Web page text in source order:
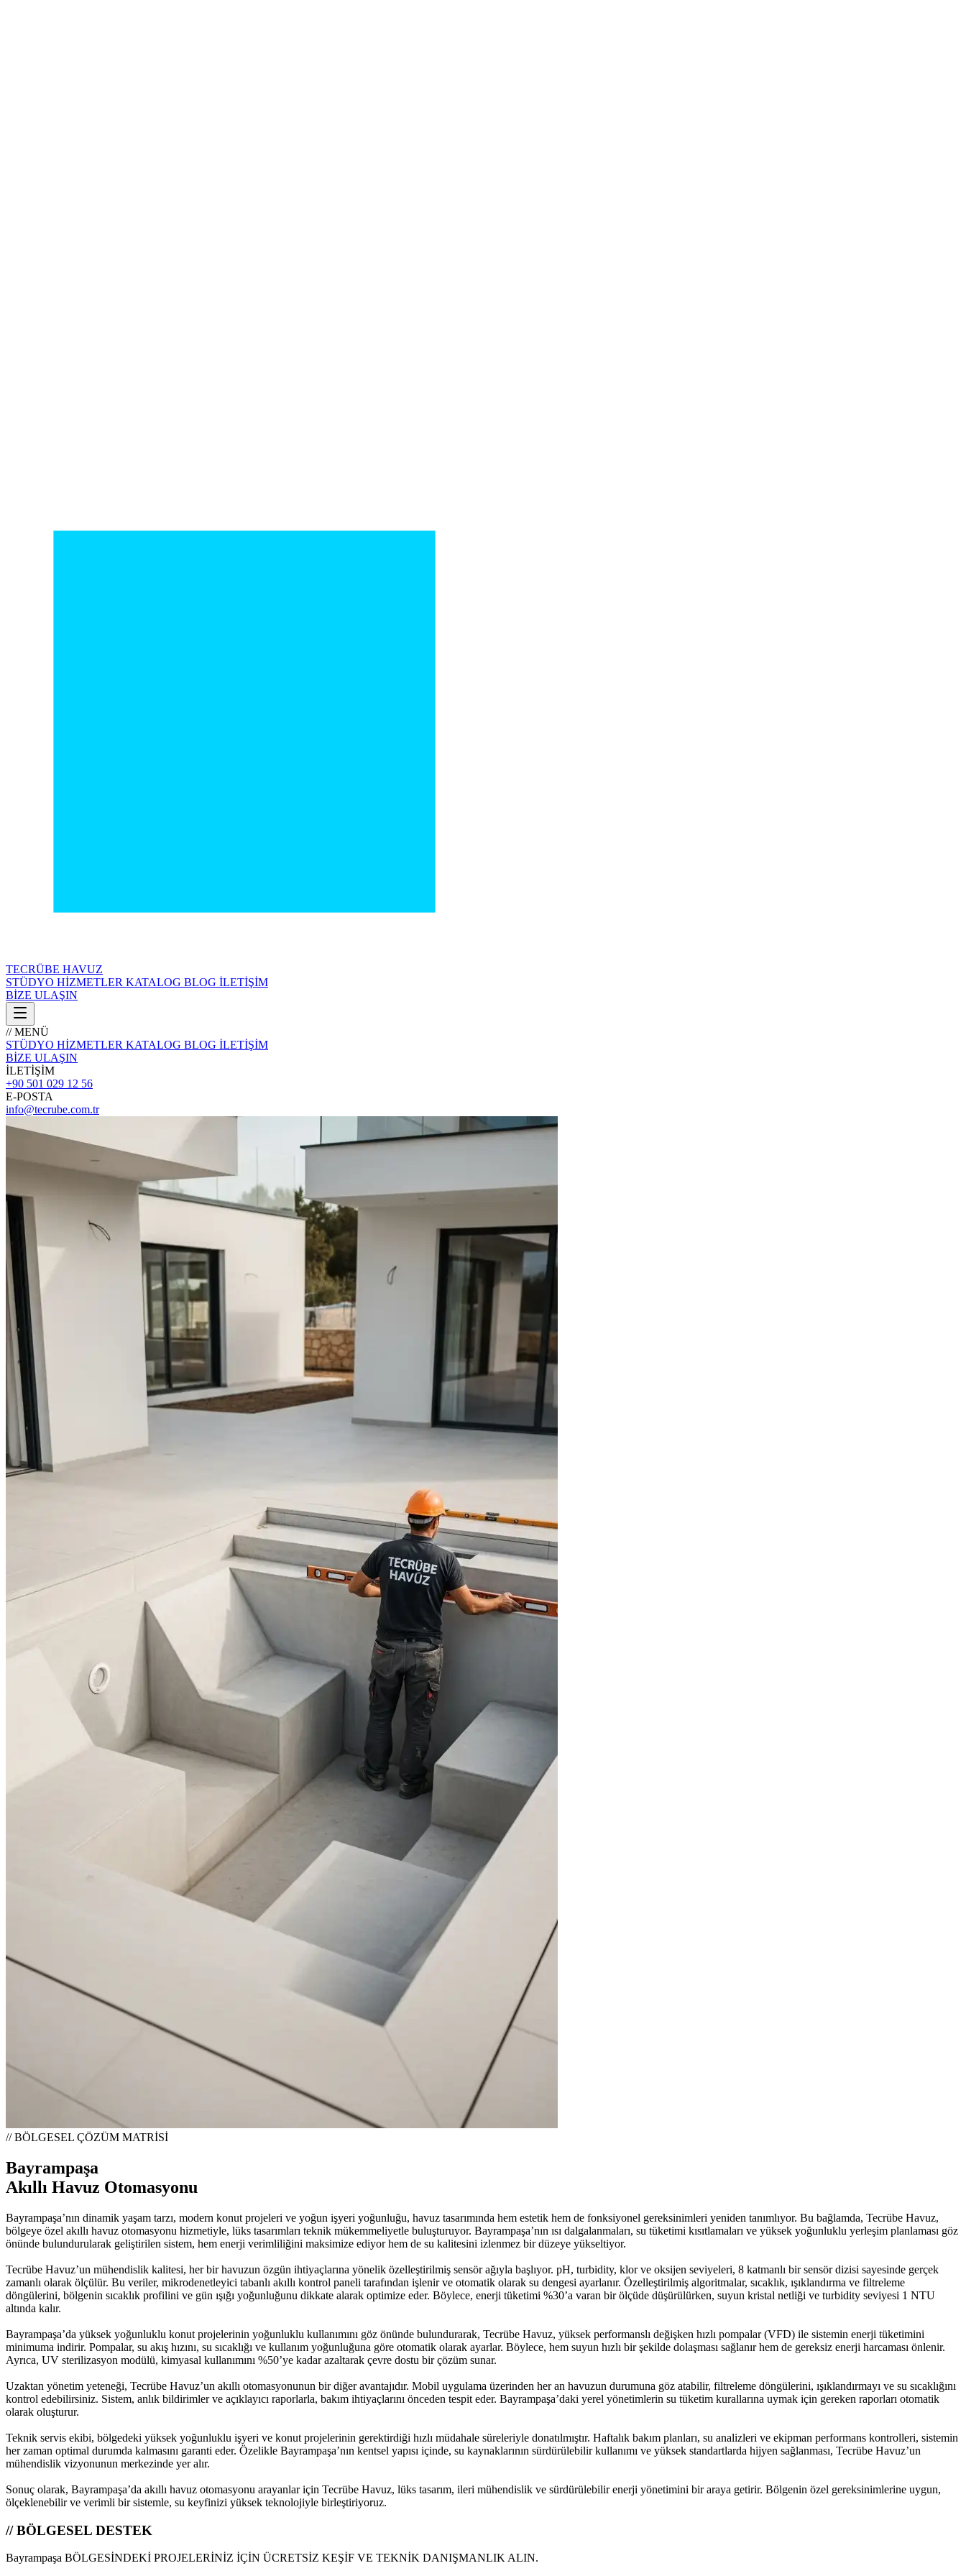
TECRÜBE HAVUZ
STÜDYO HİZMETLER KATALOG BLOG İLETİŞİM
BİZE ULAŞIN
// MENÜ
STÜDYO HİZMETLER KATALOG BLOG İLETİŞİM
BİZE ULAŞIN
İLETİŞİM
+90 501 029 12 56
E-POSTA
info@tecrube.com.tr
// BÖLGESEL ÇÖZÜM MATRİSİ
Bayrampaşa
Akıllı Havuz Otomasyonu
Bayrampaşa’nın dinamik yaşam tarzı, modern konut projeleri ve yoğun işyeri yoğunluğu, havuz tasarımında hem estetik hem de fonksiyonel gereksinimleri yeniden tanımlıyor. Bu bağlamda, Tecrübe Havuz,
bölgeye özel akıllı havuz otomasyonu hizmetiyle, lüks tasarımları teknik mükemmeliyetle buluşturuyor. Bayrampaşa’nın ısı dalgalanmaları, su tüketimi kısıtlamaları ve yüksek yoğunluklu yerleşim planlaması göz
önünde bulundurularak geliştirilen sistem, hem enerji verimliliğini maksimize ediyor hem de su kalitesini izlenmez bir düzeye yükseltiyor.
Tecrübe Havuz’un mühendislik kalitesi, her bir havuzun özgün ihtiyaçlarına yönelik özelleştirilmiş sensör ağıyla başlıyor. pH, turbidity, klor ve oksijen seviyeleri, 8 katmanlı bir sensör dizisi sayesinde gerçek
zamanlı olarak ölçülür. Bu veriler, mikrodenetleyici tabanlı akıllı kontrol paneli tarafından işlenir ve otomatik olarak su dengesi ayarlanır. Özelleştirilmiş algoritmalar, sıcaklık, ışıklandırma ve filtreleme
döngülerini, bölgenin sıcaklık profilini ve gün ışığı yoğunluğunu dikkate alarak optimize eder. Böylece, enerji tüketimi %30’a varan bir ölçüde düşürülürken, suyun kristal netliği ve turbidity seviyesi 1 NTU
altında kalır.
Bayrampaşa’da yüksek yoğunluklu konut projelerinin yoğunluklu kullanımını göz önünde bulundurarak, Tecrübe Havuz, yüksek performanslı değişken hızlı pompalar (VFD) ile sistemin enerji tüketimini
minimuma indirir. Pompalar, su akış hızını, su sıcaklığı ve kullanım yoğunluğuna göre otomatik olarak ayarlar. Böylece, hem suyun hızlı bir şekilde dolaşması sağlanır hem de gereksiz enerji harcaması önlenir.
Ayrıca, UV sterilizasyon modülü, kimyasal kullanımını %50’ye kadar azaltarak çevre dostu bir çözüm sunar.
Uzaktan yönetim yeteneği, Tecrübe Havuz’un akıllı otomasyonunun bir diğer avantajıdır. Mobil uygulama üzerinden her an havuzun durumuna göz atabilir, filtreleme döngülerini, ışıklandırmayı ve su sıcaklığını
kontrol edebilirsiniz. Sistem, anlık bildirimler ve açıklayıcı raporlarla, bakım ihtiyaçlarını önceden tespit eder. Bayrampaşa’daki yerel yönetimlerin su tüketim kurallarına uymak için gereken raporları otomatik
olarak oluşturur.
Teknik servis ekibi, bölgedeki yüksek yoğunluklu işyeri ve konut projelerinin gerektirdiği hızlı müdahale süreleriyle donatılmıştır. Haftalık bakım planları, su analizleri ve ekipman performans kontrolleri, sistemin
her zaman optimal durumda kalmasını garanti eder. Özelikle Bayrampaşa’nın kentsel yapısı içinde, su kaynaklarının sürdürülebilir kullanımı ve yüksek standartlarda hijyen sağlanması, Tecrübe Havuz’un
mühendislik vizyonunun merkezinde yer alır.
Sonuç olarak, Bayrampaşa’da akıllı havuz otomasyonu arayanlar için Tecrübe Havuz, lüks tasarım, ileri mühendislik ve sürdürülebilir enerji yönetimini bir araya getirir. Bölgenin özel gereksinimlerine uygun,
ölçeklenebilir ve verimli bir sistemle, su keyfinizi yüksek teknolojiyle birleştiriyoruz.
// BÖLGESEL DESTEK
Bayrampaşa BÖLGESİNDEKİ PROJELERİNİZ İÇİN ÜCRETSİZ KEŞİF VE TEKNİK DANIŞMANLIK ALIN.